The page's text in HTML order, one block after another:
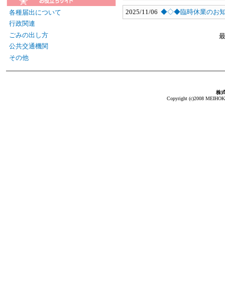
各種届出について
行政関連
ごみの出し方
公共交通機関
その他
2025/11/06 ◆◇◆臨時休業のお
株
Copyright (c)2008